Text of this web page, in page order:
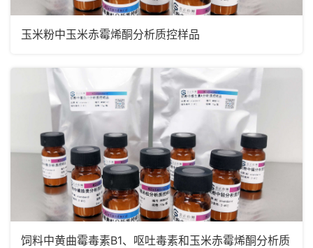
玉米粉中玉米赤霉烯酮分析质控样品
饲料中黄曲霉毒素B1、呕吐毒素和玉米赤霉烯酮分析质